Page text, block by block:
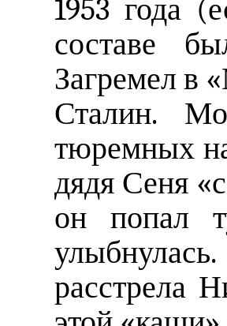
1953 года
составе
Загремел в
Сталин.
тюремных
дядя Сеня
он попал
расстрела